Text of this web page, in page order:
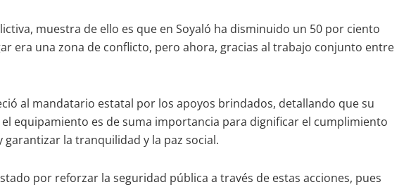
muestra de ello es que en Soyaló ha disminuido un 50 por ciento
era una zona de conflicto, pero ahora, gracias al trabajo conjunto entre
al mandatario estatal por los apoyos brindados, detallando que su
equipamiento es de suma importancia para dignificar el cumplimiento
la tranquilidad y la paz social.
por reforzar la seguridad pública a través de estas acciones, pues